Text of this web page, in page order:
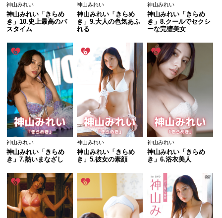
神山みれい
神山みれい「きらめ
き」10.史上最高のバ
スタイム
神山みれい
神山みれい「きらめ
き」9.大人の色気あふ
れる
神山みれい
神山みれい「きらめ
き」8.クールでセクシ
ーな完璧美女
神山みれい
神山みれい「きらめ
き」7.熱いまなざし
神山みれい
神山みれい「きらめ
き」5.彼女の素顔
神山みれい
神山みれい「きらめ
き」6.浴衣美人